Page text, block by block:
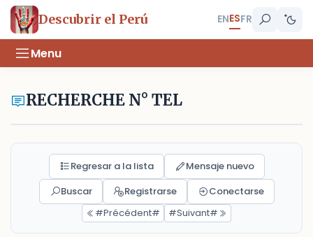
Descubrir el Perú ENESFR
Menu
RECHERCHE N° TEL
Regresar a la lista
Mensaje nuevo
Buscar
Registrarse
Conectarse
#Précédent#
#Suivant#